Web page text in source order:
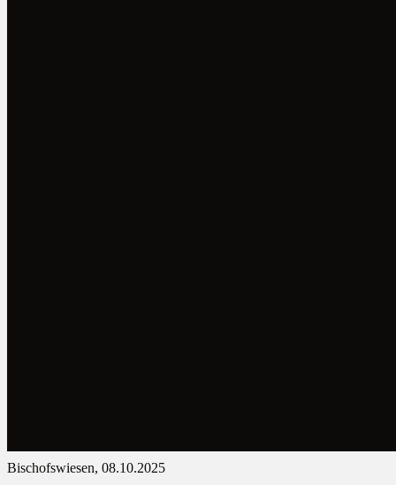
Bischofswiesen, 08.10.2025